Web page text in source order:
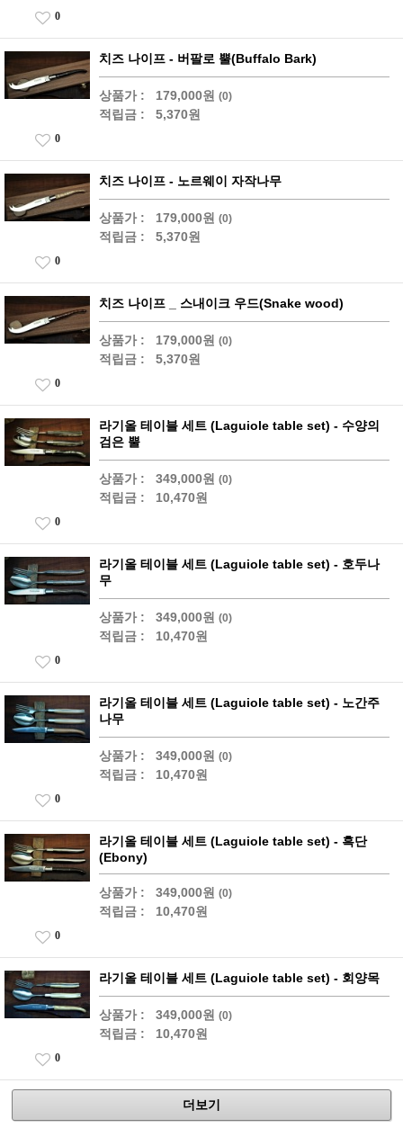
0
치즈 나이프 - 버팔로 뿔(Buffalo Bark)
상품가 : 179,000원 (0)
적립금 : 5,370원
0
치즈 나이프 - 노르웨이 자작나무
상품가 : 179,000원 (0)
적립금 : 5,370원
0
치즈 나이프 _ 스내이크 우드(Snake wood)
상품가 : 179,000원 (0)
적립금 : 5,370원
0
라기올 테이블 세트 (Laguiole table set) - 수양의
검은 뿔
상품가 : 349,000원 (0)
적립금 : 10,470원
0
라기올 테이블 세트 (Laguiole table set) - 호두나
무
상품가 : 349,000원 (0)
적립금 : 10,470원
0
라기올 테이블 세트 (Laguiole table set) - 노간주
나무
상품가 : 349,000원 (0)
적립금 : 10,470원
0
라기올 테이블 세트 (Laguiole table set) - 흑단
(Ebony)
상품가 : 349,000원 (0)
적립금 : 10,470원
0
라기올 테이블 세트 (Laguiole table set) - 회양목
상품가 : 349,000원 (0)
적립금 : 10,470원
0
더보기